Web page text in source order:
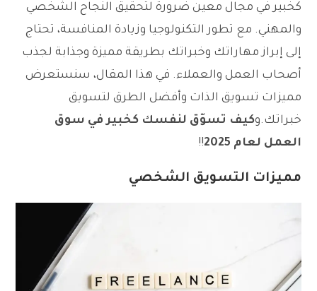
كخبير في مجال معين ضرورة لتحقيق النجاح الشخصي
والمهني. مع تطور التكنولوجيا وزيادة المنافسة، تحتاج
إلى إبراز مهاراتك وخبراتك بطريقة مميزة وجذابة لجذب
أصحاب العمل والعملاء. في هذا المقال، سنستعرض
مميزات تسويق الذات وأفضل الطرق لتسويق
خبراتك.وكيف تسوّق لنفسك كخبير في سوق
العمل لعام 2025
!!
مميزات التسويق الشخصي